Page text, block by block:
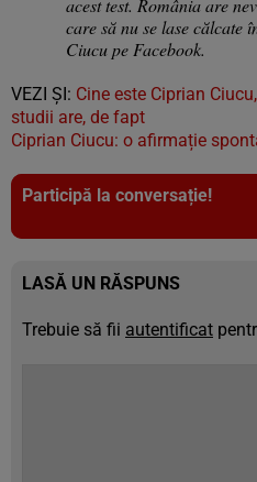
acest test. România are
care să nu se lase
Ciucu pe Facebook.
VEZI ȘI: Cine este Ciprian
studii are, de fapt
Ciprian Ciucu: o afirmație
Participă la conversație!
LASĂ UN RĂSPUNS
Trebuie să fii autentificat